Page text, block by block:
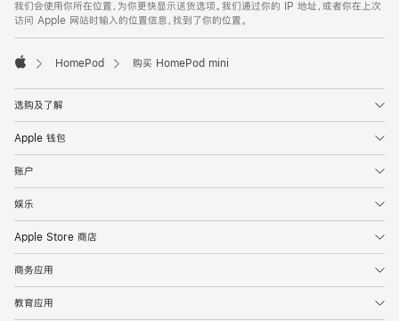
我们会使用你所在位置，为你更快显示送货选项。我们通过你的 IP 地址，或者你在上次
访问 Apple 网站时输入的位置信息，找到了你的位置。
HomePod 购买 HomePod mini
选购及了解
Apple 钱包
账户
娱乐
Apple Store 商店
商务应用
教育应用